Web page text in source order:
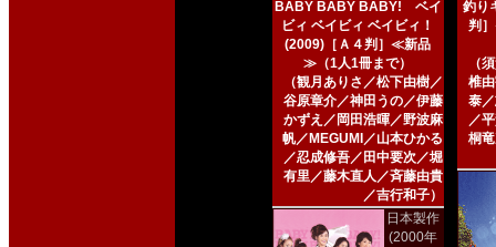
BABY BABY BABY! ベイ
ビィ ベイビィ ベイビィ！
(2009)［Ａ４判］≪新品
≫（1人1冊まで）
（観月ありさ／松下由樹／
谷原章介／神田うの／伊藤
かずえ／岡田浩暉／野波麻
帆／MEGUMI／山本ひかる
／忍成修吾／田中要次／堀
有里／藤木直人／斉藤由貴
／吉行和子）
日本製作
(2000年
釣り
判
（
椎
泰
／
桐